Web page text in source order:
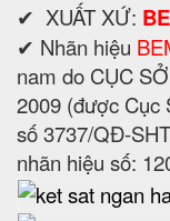
✔ XUẤT XỨ:
✔ Nhãn hiệu
nam do CỤC
2009 (được Cục
số 3737/QĐ-
nhãn hiệu số: